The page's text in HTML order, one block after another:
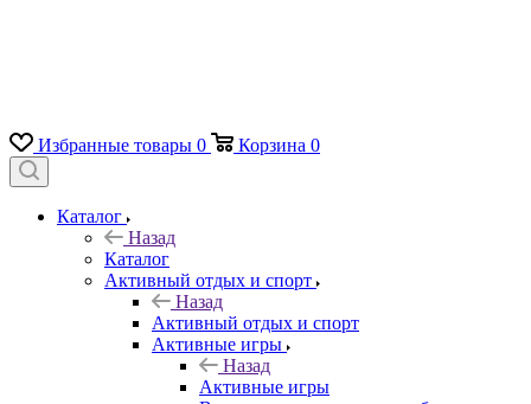
Избранные товары 0 Корзина 0
Каталог
Назад
Каталог
Активный отдых и спорт
Назад
Активный отдых и спорт
Активные игры
Назад
Активные игры